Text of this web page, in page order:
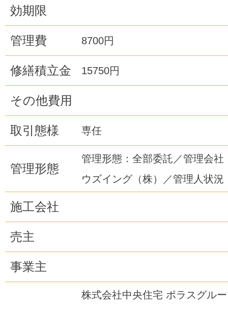
効期限
管理費 8700円
修繕積立金 15750円
その他費用
取引態様 専任
管理形態
管理形態：全部委託／管理会社
ウズイング（株）／管理人状況
施工会社
売主
事業主
株式会社中央住宅 ポラスグル